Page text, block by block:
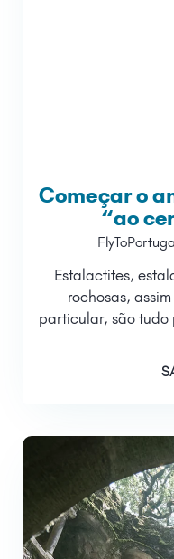
Começar o
“ao
Estalactites,
rochosas,
particular, são tudo